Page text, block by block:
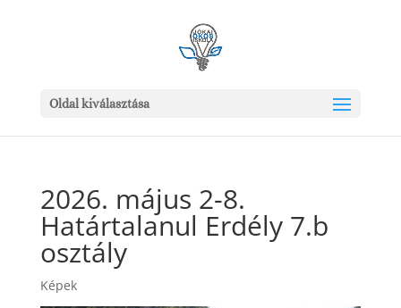
Oldal kiválasztása
2026. május 2-8.
Határtalanul Erdély 7.b
osztály
Képek